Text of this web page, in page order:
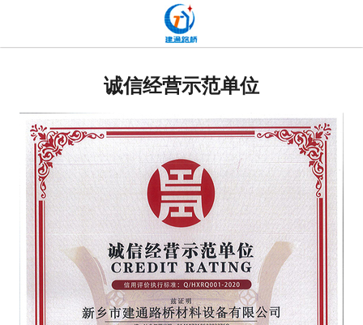
新闻中心
发货现场
工程案例
厂容厂貌
联系我们
诚信经营示范单位